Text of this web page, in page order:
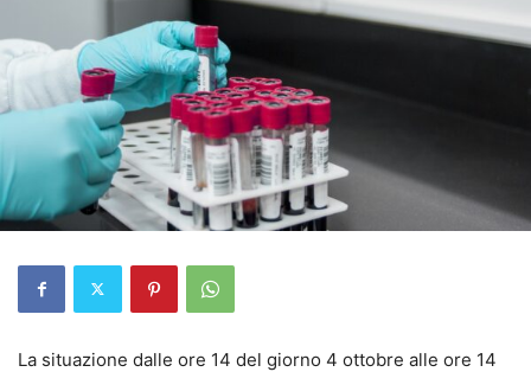
La situazione dalle ore 14 del giorno 4 ottobre alle ore 14